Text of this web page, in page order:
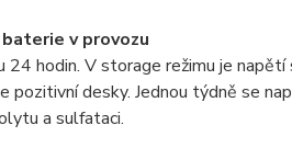
v provozu
hodin. V storage režimu je
desky. Jednou týdně se
a sulfataci.